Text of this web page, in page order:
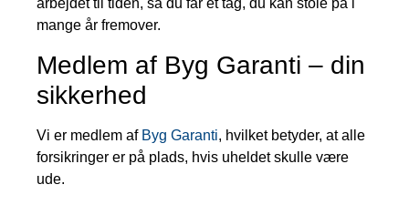
arbejdet til tiden, så du får et tag, du kan stole på i
mange år fremover.
Medlem af Byg Garanti – din
sikkerhed
Vi er medlem af Byg Garanti, hvilket betyder, at alle
forsikringer er på plads, hvis uheldet skulle være
ude.